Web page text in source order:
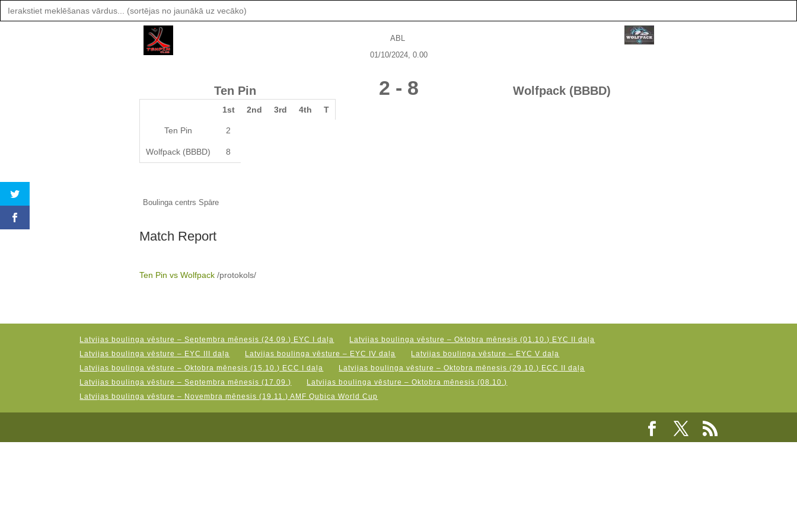
Search
for:
ABL
01/10/2024, 0.00
Ten Pin 2 - 8 Wolfpack (BBBD)
1st 2nd 3rd 4th T
Ten Pin 2
Wolfpack (BBBD) 8
Boulinga centrs Spāre
Match Report
Ten Pin vs Wolfpack/protokols/
Latvijas boulinga vēsture – Septembra mēnesis (24.09.) EYC I daļa
Latvijas boulinga vēsture – Oktobra mēnesis (01.10.) EYC II daļa
Latvijas boulinga vēsture – EYC III daļa
Latvijas boulinga vēsture – EYC IV daļa
Latvijas boulinga vēsture – EYC V daļa
Latvijas boulinga vēsture – Oktobra mēnesis (15.10.) ECC I daļa
Latvijas boulinga vēsture – Oktobra mēnesis (29.10.) ECC II daļa
Latvijas boulinga vēsture – Septembra mēnesis (17.09.)
Latvijas boulinga vēsture – Oktobra mēnesis (08.10.)
Latvijas boulinga vēsture – Novembra mēnesis (19.11.) AMF Qubica World Cup